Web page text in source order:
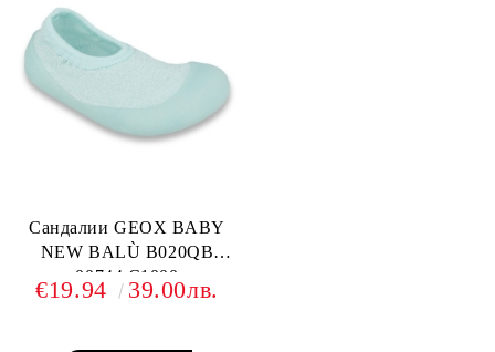
Сандалии GEOX BABY
NEW BALÙ B020QB
00744 C1000
€19.94 39.00лв.